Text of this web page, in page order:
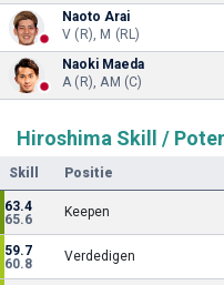
Naoto Arai
V (R), M (RL)
Naoki Maeda
A (R), AM (C)
Hiroshima Skill /
Skill Positie
63.4
65.6
Keepen
59.7
60.8
Verdedigen